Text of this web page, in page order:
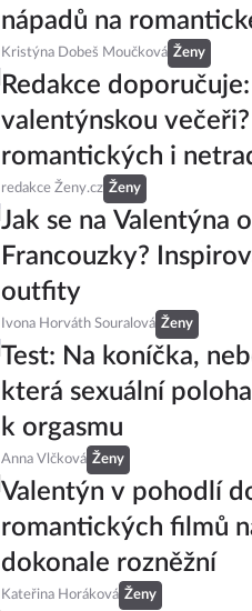
nápadů na
Kristýna Dobeš Moučková Ženy
Redakce
valentýnskou
romantických i
redakce Ženy.cz Ženy
Jak se na Valentýna
Francouzky?
outfity
Ivona Horváth Souralová Ženy
Test: Na koníčka,
která sexuální
k orgasmu
Anna Vlčková Ženy
Valentýn v pohodlí
romantických filmů
dokonale rozněžní
Kateřina Horáková Ženy